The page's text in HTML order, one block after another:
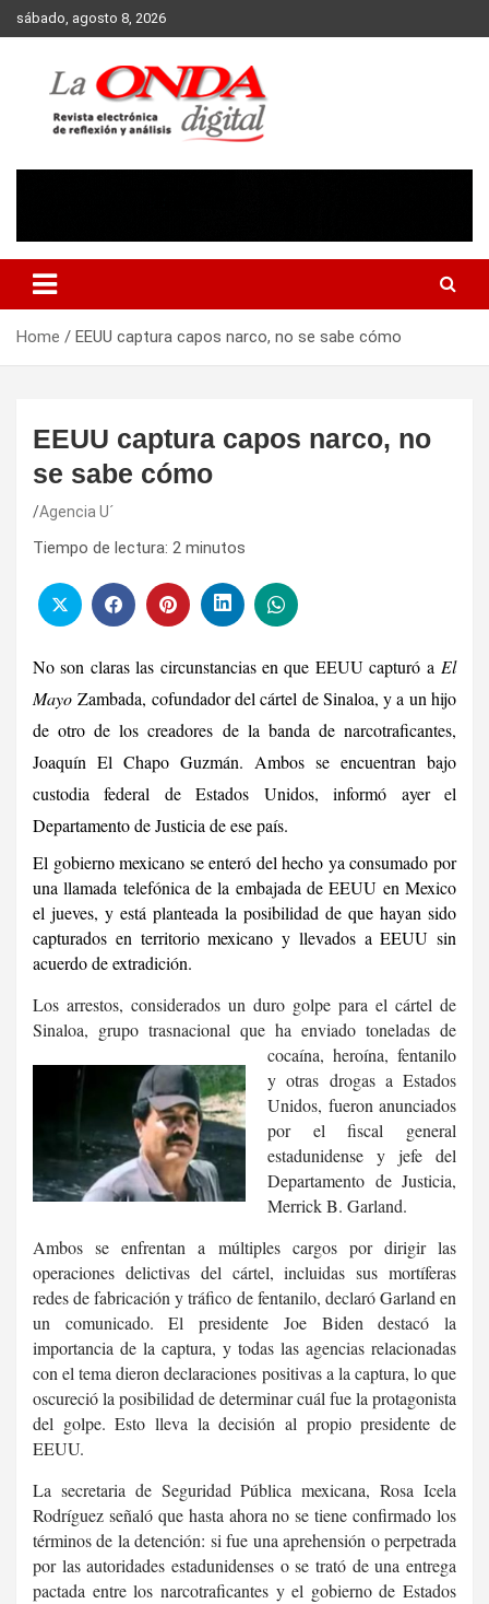
Skip
to
sábado, agosto 8, 2026
Home EEUU captura capos narco, no se sabe cómo
EEUU captura capos narco, no
se sabe cómo
Agencia U´
Tiempo de lectura: 2 minutos
No son claras las circunstancias en que EEUU capturó a El
Mayo Zambada, cofundador del cártel de Sinaloa, y a un hijo
de otro de los creadores de la banda de narcotraficantes,
Joaquín El Chapo Guzmán. Ambos se encuentran bajo
custodia federal de Estados Unidos, informó ayer el
Departamento de Justicia de ese país.
El gobierno mexicano se enteró del hecho ya consumado por
una llamada telefónica de la embajada de EEUU en Mexico
el jueves, y está planteada la posibilidad de que hayan sido
capturados en territorio mexicano y llevados a EEUU sin
acuerdo de extradición.
Los arrestos, considerados un duro golpe para el cártel de
Sinaloa, grupo trasnacional que ha enviado toneladas de
cocaína, heroína, fentanilo
y otras drogas a Estados
Unidos, fueron anunciados
por el fiscal general
estadunidense y jefe del
Departamento de Justicia,
Merrick B. Garland.
Ambos se enfrentan a múltiples cargos por dirigir las
operaciones delictivas del cártel, incluidas sus mortíferas
redes de fabricación y tráfico de fentanilo, declaró Garland en
un comunicado. El presidente Joe Biden destacó la
importancia de la captura, y todas las agencias relacionadas
con el tema dieron declaraciones positivas a la captura, lo que
oscureció la posibilidad de determinar cuál fue la protagonista
del golpe. Esto lleva la decisión al propio presidente de
EEUU.
La secretaria de Seguridad Pública mexicana, Rosa Icela
Rodríguez señaló que hasta ahora no se tiene confirmado los
términos de la detención: si fue una aprehensión o perpetrada
por las autoridades estadunidenses o se trató de una entrega
pactada entre los narcotraficantes y el gobierno de Estados